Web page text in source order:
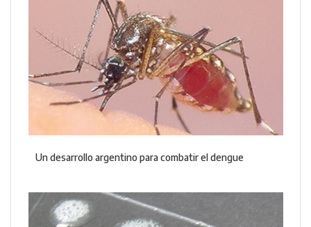
Un desarrollo argentino para combatir el dengue